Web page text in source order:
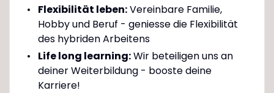
Flexibilität leben:Vereinbare Familie,
Hobby und Beruf - geniesse die Flexibilität
des hybriden Arbeitens
Life long learning:Wir beteiligen uns an
deiner Weiterbildung - booste deine
Karriere!